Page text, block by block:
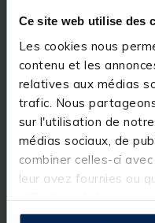
Ce site web utilise des
Les cookies nous
contenu et les
relatives aux médias
trafic. Nous
sur l'utilisation de
médias sociaux, de
combiner celles-ci
leur avez fournies ou
Description
Description
Le wader respirant
dispose d'une
un rapport qualité/
Les spécialistes qui
Silverstone ont
couchespolyvalent et
demande de